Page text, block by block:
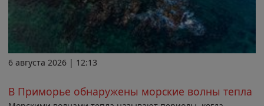
6 августа 2026 | 12:13
В Приморье обнаружены морские волны тепла